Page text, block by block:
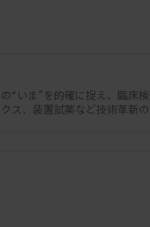
月から1年間の実
医療機関は449施
“いま”を的確に捉え、臨床
ス、装置試薬など技術革新